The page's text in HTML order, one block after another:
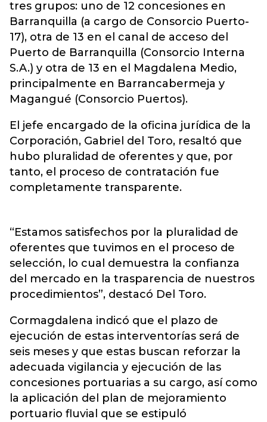
tres grupos: uno de 12 concesiones en
Barranquilla (a cargo de Consorcio Puerto-
17), otra de 13 en el canal de acceso del
Puerto de Barranquilla (Consorcio Interna
S.A.) y otra de 13 en el Magdalena Medio,
principalmente en Barrancabermeja y
Magangué (Consorcio Puertos).
El jefe encargado de la oficina jurídica de la
Corporación, Gabriel del Toro, resaltó que
hubo pluralidad de oferentes y que, por
tanto, el proceso de contratación fue
completamente transparente.
“Estamos satisfechos por la pluralidad de
oferentes que tuvimos en el proceso de
selección, lo cual demuestra la confianza
del mercado en la trasparencia de nuestros
procedimientos”, destacó Del Toro.
Cormagdalena indicó que el plazo de
ejecución de estas interventorías será de
seis meses y que estas buscan reforzar la
adecuada vigilancia y ejecución de las
concesiones portuarias a su cargo, así como
la aplicación del plan de mejoramiento
portuario fluvial que se estipuló